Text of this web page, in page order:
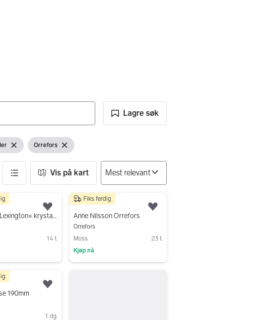
Lagre søk
Fjern filterVis filter
Orrefors Fjern filter
Vis på kart
Orrefors «Lexington» krystall lyslykt / telysholder – Ny i eske!
14 t.
Legg til som favoritt.
1 000 kr
Anne Nilsson Orrefors
Orrefors
Moss
23 t.
Kjøp nå
Fiks ferdig
190mm
1 dg.